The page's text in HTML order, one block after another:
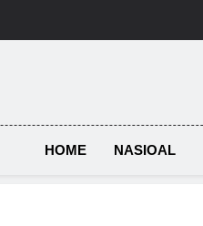
HOME NASIOAL